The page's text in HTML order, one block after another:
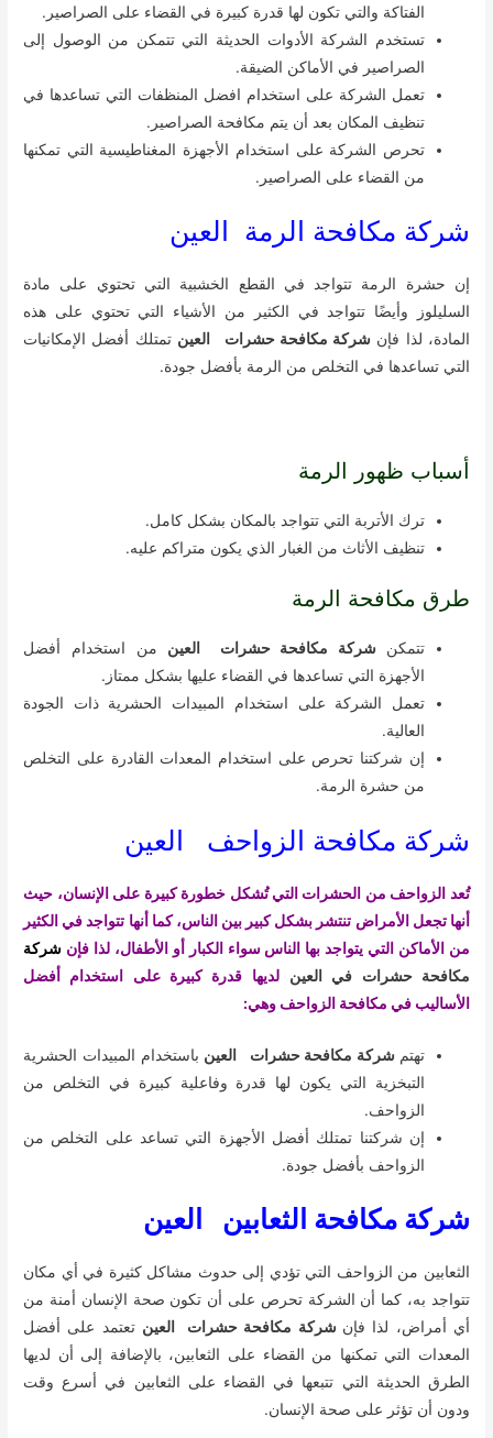
الفتاكة والتي تكون لها قدرة كبيرة في القضاء على الصراصير.
تستخدم الشركة الأدوات الحديثة التي تتمكن من الوصول إلى
الصراصير في الأماكن الضيقة.
تعمل الشركة على استخدام افضل المنظفات التي تساعدها في
تنظيف المكان بعد أن يتم مكافحة الصراصير.
تحرص الشركة على استخدام الأجهزة المغناطيسية التي تمكنها
من القضاء على الصراصير.
شركة مكافحة الرمة العين
إن حشرة الرمة تتواجد في القطع الخشبية التي تحتوي على مادة
السليلوز وأيضًا تتواجد في الكثير من الأشياء التي تحتوي على هذه
المادة، لذا فإن شركة مكافحة حشرات العين تمتلك أفضل الإمكانيات
التي تساعدها في التخلص من الرمة بأفضل جودة.
أسباب ظهور الرمة
ترك الأتربة التي تتواجد بالمكان بشكل كامل.
تنظيف الأثاث من الغبار الذي يكون متراكم عليه.
طرق مكافحة الرمة
تتمكن شركة مكافحة حشرات العين من استخدام أفضل
الأجهزة التي تساعدها في القضاء عليها بشكل ممتاز.
تعمل الشركة على استخدام المبيدات الحشرية ذات الجودة
العالية.
إن شركتنا تحرص على استخدام المعدات القادرة على التخلص
من حشرة الرمة.
شركة مكافحة الزواحف العين
تُعد الزواحف من الحشرات التي تُشكل خطورة كبيرة على الإنسان، حيث
أنها تجعل الأمراض تنتشر بشكل كبير بين الناس، كما أنها تتواجد في الكثير
من الأماكن التي يتواجد بها الناس سواء الكبار أو الأطفال، لذا فإن شركة
مكافحة حشرات في العين
لديها قدرة كبيرة على استخدام أفضل
الأساليب في مكافحة الزواحف وهي:
تهتم شركة مكافحة حشرات العين باستخدام المبيدات الحشرية
التبخزية التي يكون لها قدرة وفاعلية كبيرة في التخلص من
الزواحف.
إن شركتنا تمتلك أفضل الأجهزة التي تساعد على التخلص من
الزواحف بأفضل جودة.
شركة مكافحة الثعابين العين
الثعابين من الزواحف التي تؤدي إلى حدوث مشاكل كثيرة في أي مكان
تتواجد به، كما أن الشركة تحرص على أن تكون صحة الإنسان أمنة من
أي أمراض، لذا فإن شركة مكافحة حشرات العين تعتمد على أفضل
المعدات التي تمكنها من القضاء على الثعابين، بالإضافة إلى أن لديها
الطرق الحديثة التي تتبعها في القضاء على الثعابين في أسرع وقت
ودون أن تؤثر على صحة الإنسان.